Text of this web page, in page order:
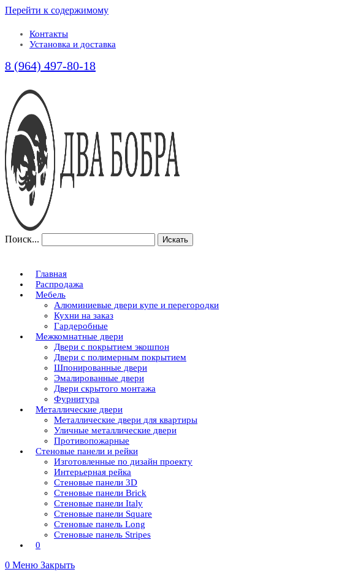
Перейти к содержимому
Контакты
Установка и доставка
8 (964) 497-80-18
Поиск... Искать
Главная
Распродажа
Мебель
Алюминиевые двери купе и перегородки
Кухни на заказ
Гардеробные
Межкомнатные двери
Двери с покрытием экошпон
Двери с полимерным покрытием
Шпонированные двери
Эмалированные двери
Двери скрытого монтажа
Фурнитура
Металлические двери
Металлические двери для квартиры
Уличные металлические двери
Противопожарные
Стеновые панели и рейки
Изготовленные по дизайн проекту
Интерьерная рейка
Стеновые панели 3D
Стеновые панели Brick
Стеновые панели Italy
Стеновые панели Square
Стеновые панель Long
Стеновые панель Stripes
0
0 Меню Закрыть